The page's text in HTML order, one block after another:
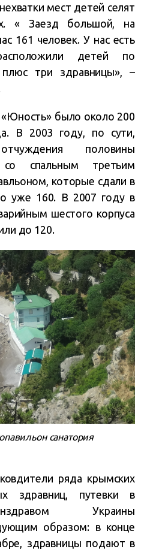
мест детей селят
« Заезд большой, на
161 человек. У нас есть
детей по
три здравницы», –
«Юность» было около 200
В 2003 году, по сути,
половины
со спальным третьим
которые сдали в
уже 160. В 2007 году в
шестого корпуса
до 120.
санатория
ряда крымских
здравниц, путевки в
Украины
образом: в конце
здравницы подают в